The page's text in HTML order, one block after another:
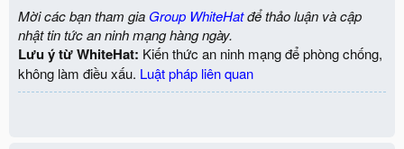
Mời các bạn tham gia Group WhiteHatđể thảo luận và cập
nhật tin tức an ninh mạng hàng ngày.
Lưu ý từ WhiteHat: Kiến thức an ninh mạng để phòng chống,
không làm điều xấu. Luật pháp liên quan